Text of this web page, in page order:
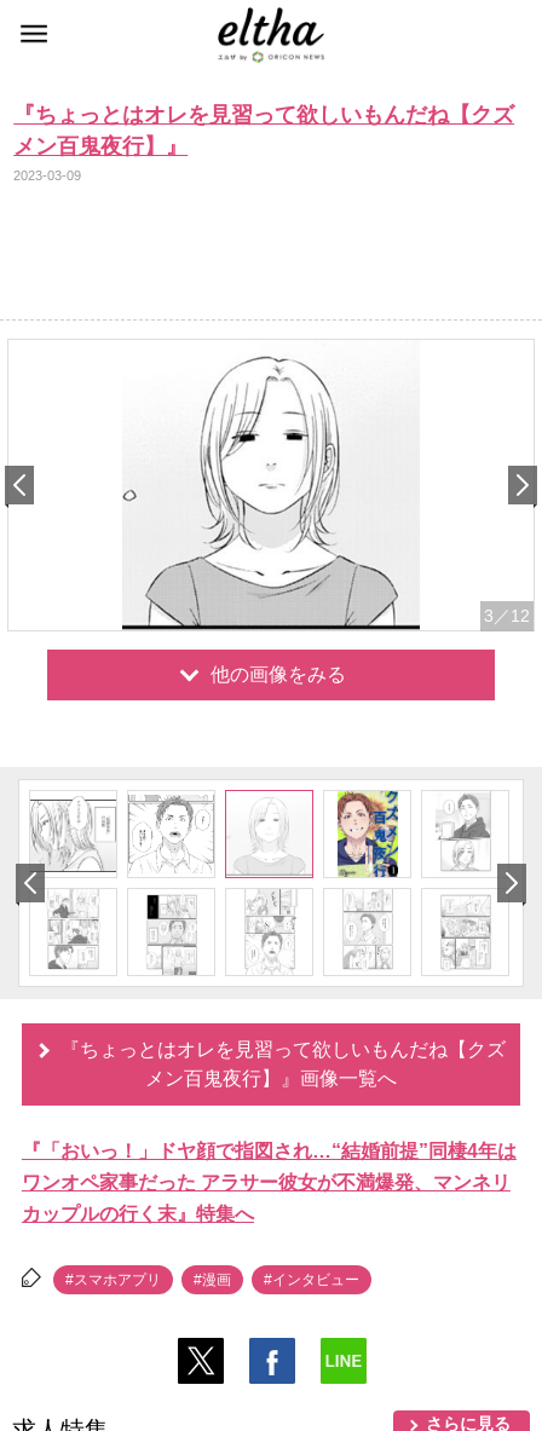
『ちょっとはオレを見習って欲しいもんだね【クズ
メン百鬼夜行】』
2023-03-09
3 ／12
他の画像をみる
『ちょっとはオレを見習って欲しいもんだね【クズ
メン百鬼夜行】』画像一覧へ
『「おいっ！」ドヤ顔で指図され…“結婚前提”同棲4年は
ワンオペ家事だった アラサー彼女が不満爆発、マンネリ
カップルの行く末』特集へ
#スマホアプリ #漫画 #インタビュー
さらに見る